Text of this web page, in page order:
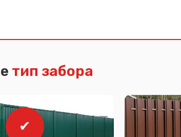
тип забора